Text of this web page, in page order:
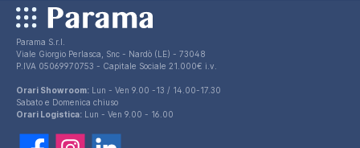
Parama S.r.l.
Viale Giorgio Perlasca, Snc - Nardò (LE) - 73048
P.IVA 05069970753 - Capitale Sociale 21.000€ i.v.
Orari Showroom: Lun - Ven 9.00 -13 / 14.00-17.30
Sabato e Domenica chiuso
Orari Logistica: Lun - Ven 9.00 - 16.00